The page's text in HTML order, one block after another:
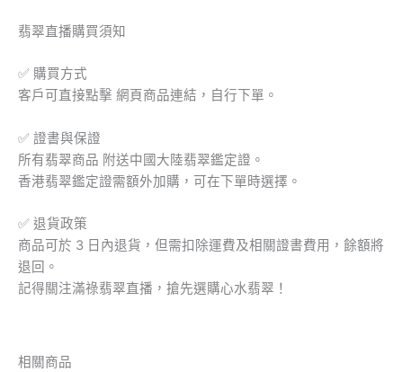
翡翠直播購買須知
✅ 購買方式
客戶可直接點擊 網頁商品連結，自行下單。
✅ 證書與保證
所有翡翠商品 附送中國大陸翡翠鑑定證。
香港翡翠鑑定證需額外加購，可在下單時選擇。
✅ 退貨政策
商品可於 3 日內退貨，但需扣除運費及相關證書費用，餘額將
退回。
記得關注滿祿翡翠直播，搶先選購心水翡翠！
相關商品